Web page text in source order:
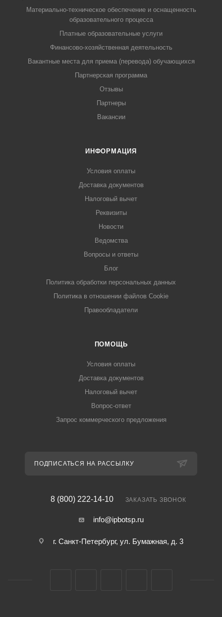
Материально-техническое обеспечение и оснащенность
образовательного процесса
Платные образовательные услуги
Финансово-хозяйственная деятельность
Вакантные места для приема (перевода) обучающихся
Партнерская программа
Отзывы
Партнеры
Вакансии
ИНФОРМАЦИЯ
Условия оплаты
Доставка документов
Налоговый вычет
Реквизиты
Новости
Ведомства
Вопросы и ответы
Блог
Политика обработки персональных данных
Политика в отношении файлов Cookie
Правообладатели
ПОМОЩЬ
Условия оплаты
Доставка документов
Налоговый вычет
Вопрос-ответ
Запрос коммерческого предложения
ПОДПИСАТЬСЯ НА РАССЫЛКУ
8 (800) 222-14-10 ЗАКАЗАТЬ ЗВОНОК
info@ipbotsp.ru
г. Санкт-Петербург, ул. Бумажная, д. 3